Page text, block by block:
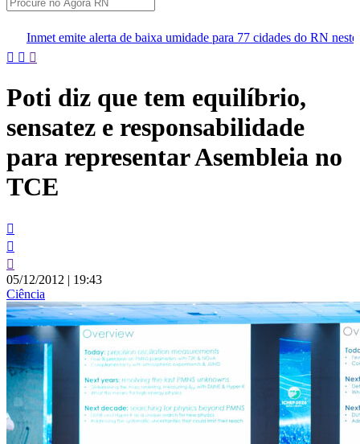
de baixa umidade para 77 cidades do RN neste sábado
Polícia
Pular
conteúdo
Poti diz que tem equilíbrio,
sensatez e responsabilidade
para representar Asembleia no
TCE
05/12/2012 | 19:43
Ciência